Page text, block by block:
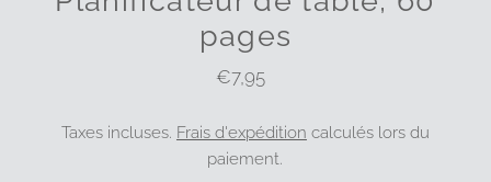
pages
Prix
€7,95
Taxes incluses. Frais d'expédition calculés lors du
paiement.